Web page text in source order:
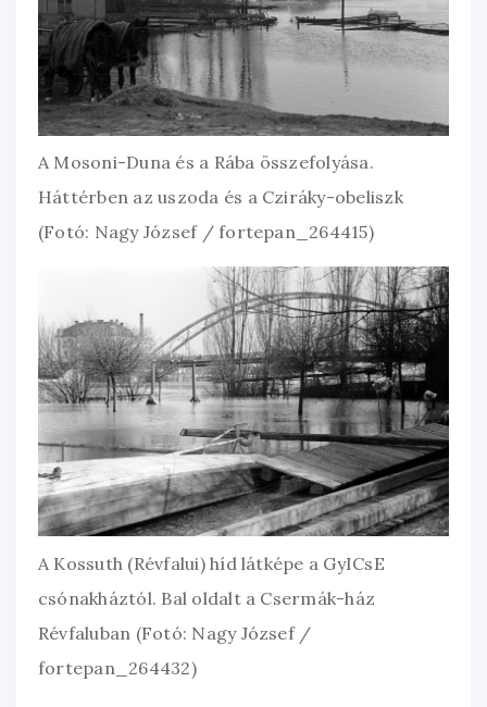
A Mosoni-Duna és a Rába összefolyása.
Háttérben az uszoda és a Cziráky-obeliszk
(Fotó: Nagy József / fortepan_264415)
A Kossuth (Révfalui) híd látképe a GyICsE
csónakháztól. Bal oldalt a Csermák-ház
Révfaluban (Fotó: Nagy József /
fortepan_264432)